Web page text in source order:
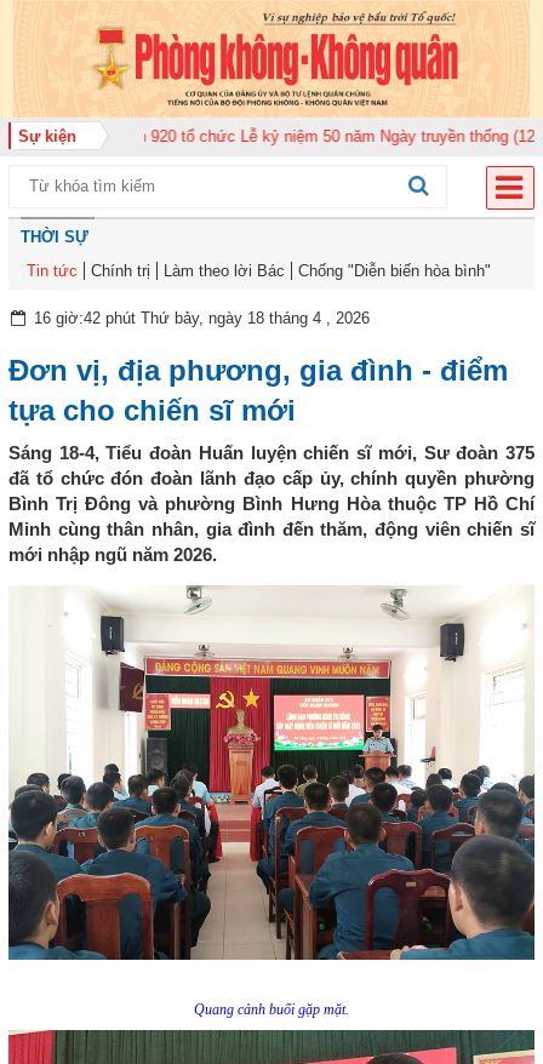
Sự kiện
Không quân 920 tổ chức Lễ kỷ niệm 50 năm Ngày truyền thống (12-11-
THỜI SỰ
Tin tức
Chính trị Làm theo lời Bác Chống "Diễn biến hòa bình"
16 giờ:42 phút Thứ bảy, ngày 18 tháng 4 , 2026
Đơn vị, địa phương, gia đình - điểm
tựa cho chiến sĩ mới
Sáng 18-4, Tiểu đoàn Huấn luyện chiến sĩ mới, Sư đoàn 375
đã tổ chức đón đoàn lãnh đạo cấp ủy, chính quyền phường
Bình Trị Đông và phường Bình Hưng Hòa thuộc TP Hồ Chí
Minh cùng thân nhân, gia đình đến thăm, động viên chiến sĩ
mới nhập ngũ năm 2026.
Quang cảnh buổi gặp mặt.